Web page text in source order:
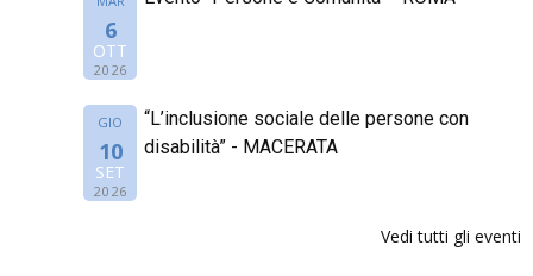
6
OTT
2026
GIO
10
SET
2026
“L’inclusione sociale delle persone con
disabilità” - MACERATA
Vedi tutti gli eventi